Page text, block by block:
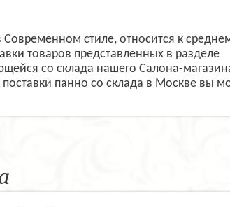
стиле, относится к
товаров представленных в разделе
со склада нашего Салона-
панно со склада в Москве вы